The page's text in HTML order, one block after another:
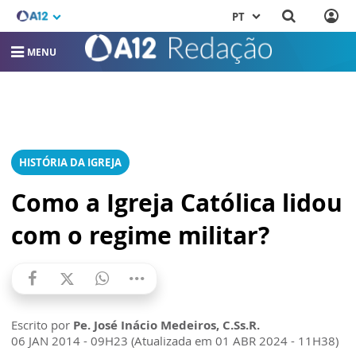
PT
MENU
HISTÓRIA DA IGREJA
Como a Igreja Católica lidou
com o regime militar?
Escrito por Pe. José Inácio Medeiros, C.Ss.R.
06 JAN 2014 - 09H23 (Atualizada em 01 ABR 2024 - 11H38)